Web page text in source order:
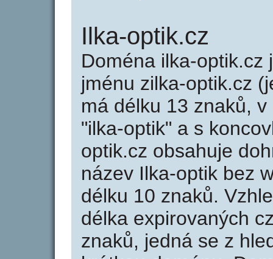
Ilka-optik.cz
Doména ilka-optik.cz
jménu zilka-optik.cz
má délku 13 znaků,
"ilka-optik" a s
optik.cz obsahuje
název Ilka-optik bez
délku 10 znaků.
délka expirovaných
znaků, jedná se z